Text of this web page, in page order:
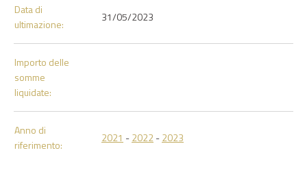
Data di
ultimazione:
31/05/2023
Importo delle
somme
liquidate:
Anno di
riferimento:
2021 -2022-2023